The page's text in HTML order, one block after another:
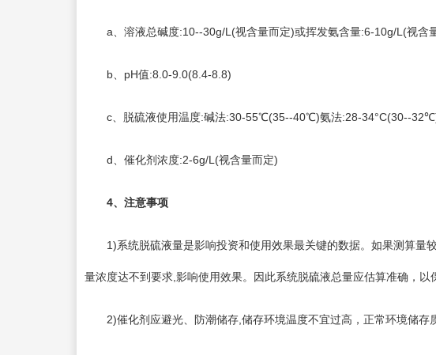
a、溶液总碱度:10--30g/L(视含量而定)或挥发氨含量:6-10g/L(视含
b、pH值:8.0-9.0(8.4-8.8)
c、脱硫液使用温度:碱法:30-55℃(35--40℃)氨法:28-34°C(30--
d、催化剂浓度:2-6g/L(视含量而定)
4、注意事项
1)系统脱硫液量是影响投资和使用效果最关键的数据。如果测算量
量浓度达不到要求,影响使用效果。因此系统脱硫液总量应估算准确，以
2)催化剂应避光、防潮储存,储存环境温度不宜过高，正常环境储存